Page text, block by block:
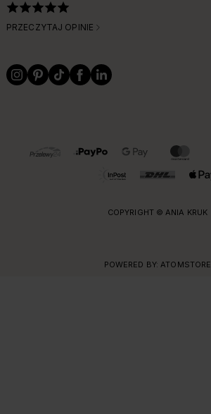
PRZECZYTAJ OPINIE
OBSŁUGIWANE FORMY PŁATNOŚCI I DOSTAWY
COPYRIGHT © ANIA KRUK
POWERED BY: ATOMSTORE